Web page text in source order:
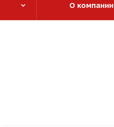
О компании